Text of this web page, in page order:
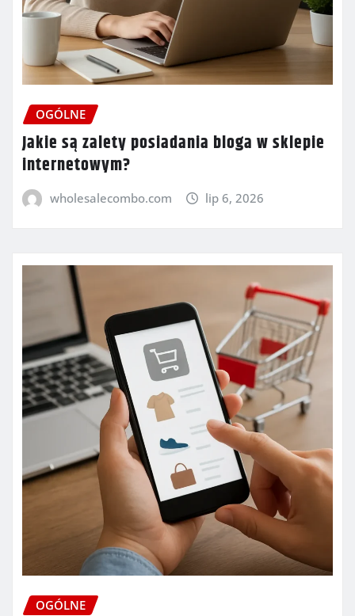
OGÓLNE
Jakie są zalety posiadania bloga w sklepie
internetowym?
wholesalecombo.com lip 6, 2026
OGÓLNE